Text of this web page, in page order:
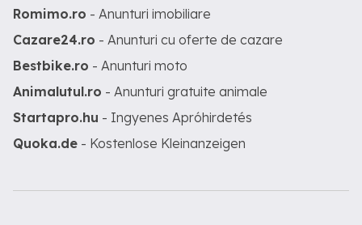
Romimo.ro - Anunturi imobiliare
Cazare24.ro - Anunturi cu oferte de cazare
Bestbike.ro - Anunturi moto
Animalutul.ro - Anunturi gratuite animale
Startapro.hu - Ingyenes Apróhirdetés
Quoka.de - Kostenlose Kleinanzeigen